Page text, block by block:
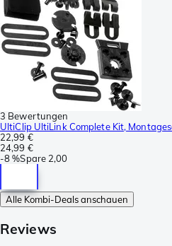
3 Bewertungen
UltiClip UltiLink Complete Kit,
22,99 €
24,99 €
-8 %Spare 2,00
Alle Kombi-Deals anschauen
Reviews